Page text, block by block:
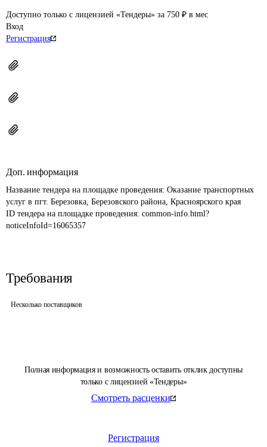
Полная информация и возможность оставить отклик доступны
только с лицензией «Тендеры»
Смотреть расценки
Регистрация
Доступно только с лицензией «Тендеры» за 750 ₽ в мес
Вход
Регистрация
Доп. информация
Название тендера на площадке проведения: Оказание транспортных
услуг в пгт. Березовка, Березовского района, Красноярского края
ID тендера на площадке проведения: common-info.html?
noticeInfoId=16065357
Требования
Несколько поставщиков